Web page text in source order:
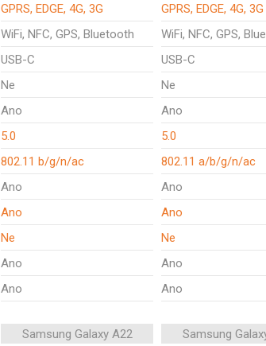
GPRS, EDGE, 4G, 3G
GPRS, EDGE, 4G, 3G
WiFi, NFC, GPS, Bluetooth
WiFi, NFC, GPS,
USB-C
USB-C
Ne
Ne
Ano
Ano
5.0
5.0
802.11 b/g/n/ac
802.11 a/b/g/n/ac
Ano
Ano
Ano
Ano
Ne
Ne
Ano
Ano
Ano Ano
Samsung Galaxy A22
Samsung